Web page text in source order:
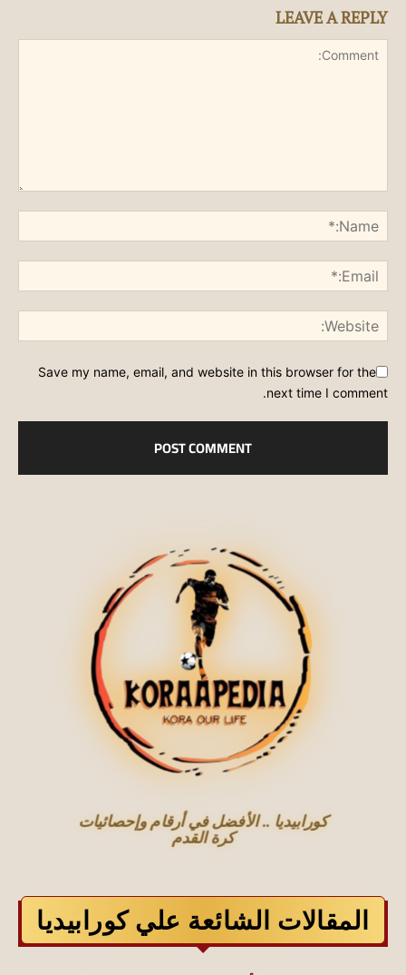
LEAVE A REPLY
Save my name, email, and website in this browser for the
next time I comment.
كورابيديا .. الأفضل في أرقام وإحصائيات
كرة القدم
المقالات الشائعة علي كورابيديا